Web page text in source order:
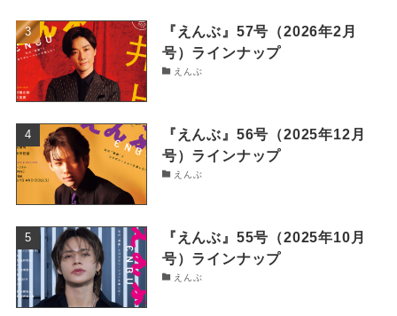
『えんぶ』57号（2026年2月
号）ラインナップ
えんぶ
『えんぶ』56号（2025年12月
号）ラインナップ
えんぶ
『えんぶ』55号（2025年10月
号）ラインナップ
えんぶ